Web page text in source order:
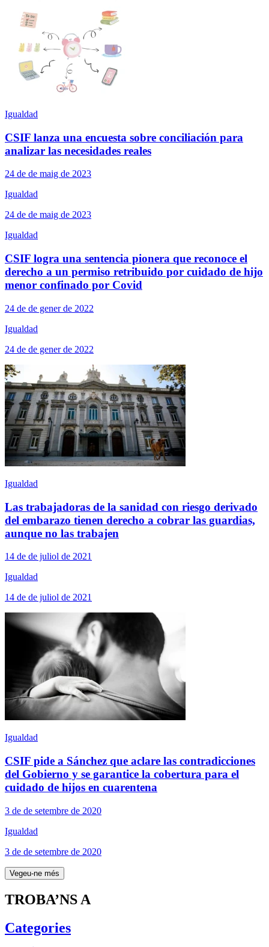
Igualdad
CSIF lanza una encuesta sobre conciliación para
analizar las necesidades reales
24 de de maig de 2023
Igualdad
24 de de maig de 2023
Igualdad
CSIF logra una sentencia pionera que reconoce el
derecho a un permiso retribuido por cuidado de hijo
menor confinado por Covid
24 de de gener de 2022
Igualdad
24 de de gener de 2022
Igualdad
Las trabajadoras de la sanidad con riesgo derivado
del embarazo tienen derecho a cobrar las guardias,
aunque no las trabajen
14 de de juliol de 2021
Igualdad
14 de de juliol de 2021
Igualdad
CSIF pide a Sánchez que aclare las contradicciones
del Gobierno y se garantice la cobertura para el
cuidado de hijos en cuarentena
3 de de setembre de 2020
Igualdad
3 de de setembre de 2020
Vegeu-ne més
TROBA’NS A
Categories